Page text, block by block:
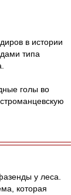
в истории
типа
голы во
у леса.
которая